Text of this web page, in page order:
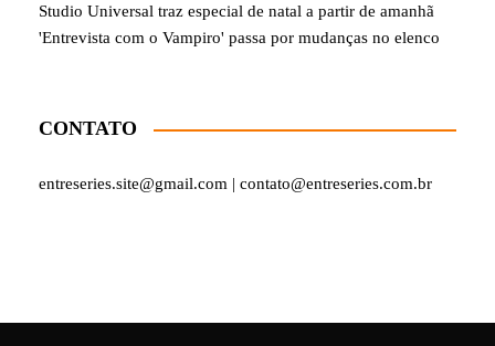
Studio Universal traz especial de natal a partir de amanhã
'Entrevista com o Vampiro' passa por mudanças no elenco
CONTATO
entreseries.site@gmail.com | contato@entreseries.com.br